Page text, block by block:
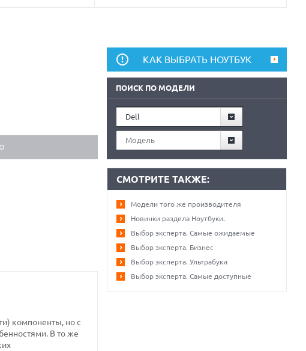
компоненты, но с
В то же
КАК ВЫБРАТЬ НОУТБУК
ПОИСК ПО МОДЕЛИ
Dell
Модель
СМОТРИТЕ ТАКЖЕ:
Модели того же производителя
Новинки раздела Ноутбуки.
Выбор эксперта. Самые ожидаемые
Выбор эксперта. Бизнес
Выбор эксперта. Ультрабуки
Выбор эксперта. Самые доступные